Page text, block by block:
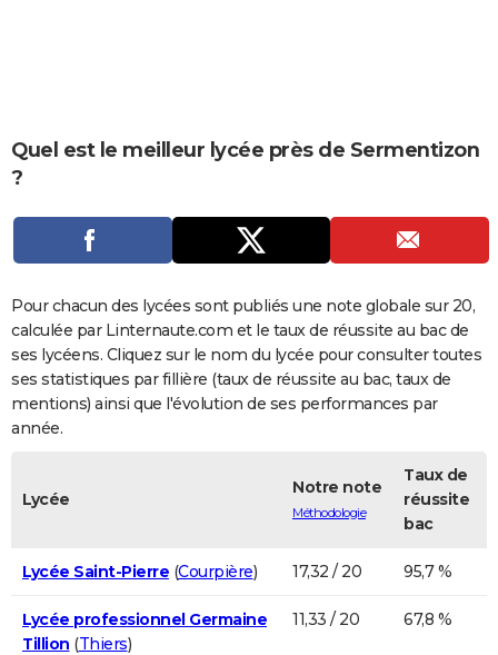
Carte de Noël
Carte Bonne année
Carte Saint-Valentin
Carte Pâques
Carte d'anniversaire
DICTIONNAIRE
Dictionnaire
Biographies
Citations
Expressions
Proverbes
PROGRAMME TV
S'inscrire
Se connecter
Lycées
Collèges
Primaires
Universités
Entreprises
Service militaire
Avis de recherche
AVIS DE DÉCÈS
FORUM
Bricolage
Lifestyle
Culture
Sport
Auto
Television
Voyage
Cinema
Quel est le meilleur lycée près de Sermentizon
?
Pour chacun des lycées sont publiés une note globale sur 20,
calculée par Linternaute.com et le taux de réussite au bac de
ses lycéens. Cliquez sur le nom du lycée pour consulter toutes
ses statistiques par fillière (taux de réussite au bac, taux de
mentions) ainsi que l'évolution de ses performances par
année.
Lycée
Notre note
Méthodologie
Taux de
réussite
bac
Lycée Saint-Pierre (Courpière) 17,32 / 20 95,7 %
Lycée professionnel Germaine
Tillion (Thiers)
11,33 / 20 67,8 %